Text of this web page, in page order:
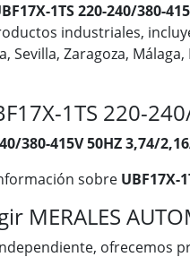
1TS 220-240/380-
industriales,
Sevilla, Zaragoza,
1TS 220-
380-415V 50HZ 3,74/
sobre UBF17X-
MERALES
ofrecemos